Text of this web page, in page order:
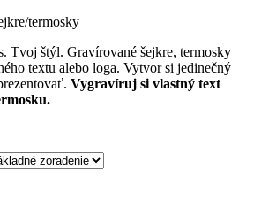
termosky
Tvoj štýl. Gravírované šejkre, termosky
textu alebo loga. Vytvor si jedinečný
Vygravíruj si vlastný text